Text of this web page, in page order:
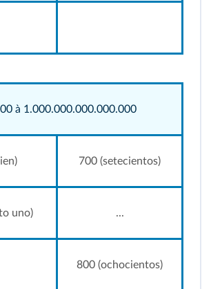
à 1.000.000.000.000.000
700 (setecientos)
uno) ...
800 (ochocientos)